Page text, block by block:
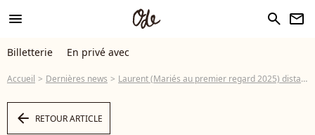
menu search newsletter
Billetterie En privé avec
Accueil Dernières news Laurent (Mariés au premier regard 2025) distant avec Marie après leur nuit d'amour : "Ça commence à être un peu embêtant" (SPOILER)
arrow_left RETOUR ARTICLE